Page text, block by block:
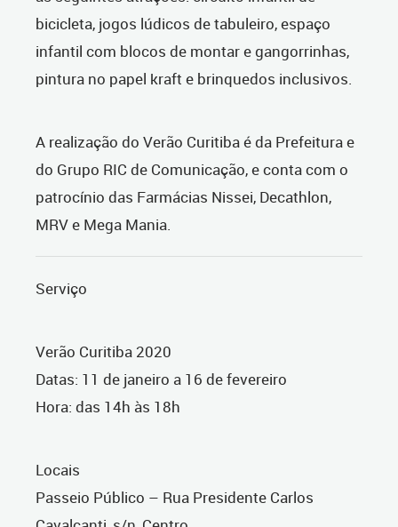
bicicleta, jogos lúdicos de tabuleiro, espaço
infantil com blocos de montar e gangorrinhas,
pintura no papel kraft e brinquedos inclusivos.
A realização do Verão Curitiba é da Prefeitura e
do Grupo RIC de Comunicação, e conta com o
patrocínio das Farmácias Nissei, Decathlon,
MRV e Mega Mania.
Serviço
Verão Curitiba 2020
Datas: 11 de janeiro a 16 de fevereiro
Hora: das 14h às 18h
Locais
Passeio Público – Rua Presidente Carlos